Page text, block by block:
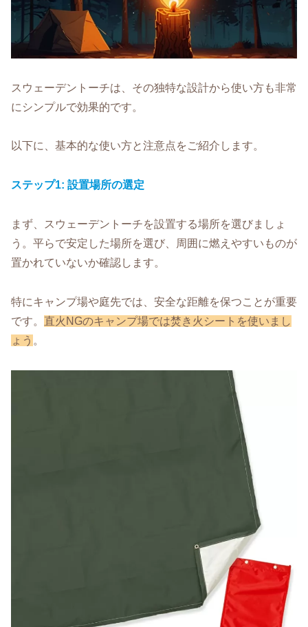
スウェーデントーチは、その独特な設計から使い方も非常
にシンプルで効果的です。
以下に、基本的な使い方と注意点をご紹介します。
ステップ1: 設置場所の選定
まず、スウェーデントーチを設置する場所を選びましょ
う。平らで安定した場所を選び、周囲に燃えやすいものが
置かれていないか確認します。
特にキャンプ場や庭先では、安全な距離を保つことが重要
です。 直火NGのキャンプ場では焚き火シートを使いまし
ょう 。